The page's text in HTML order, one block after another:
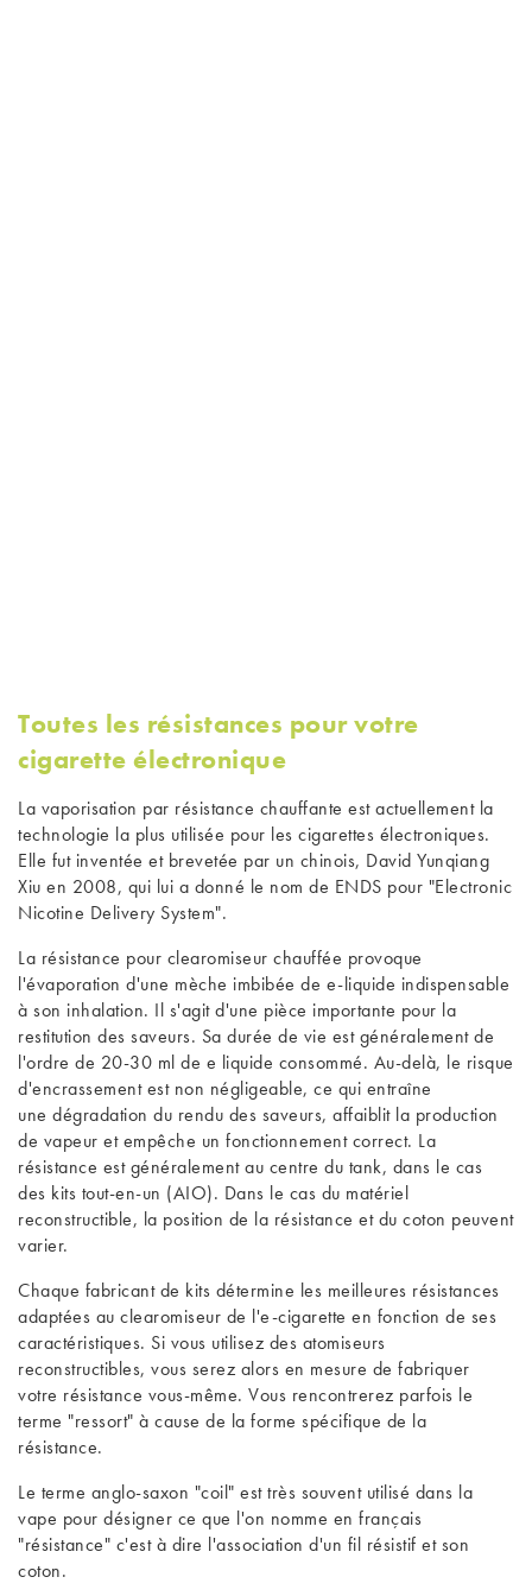
Toutes les résistances pour votre
cigarette électronique
La vaporisation par résistance chauffante est actuellement la
technologie la plus utilisée pour les cigarettes électroniques.
Elle fut inventée et brevetée par un chinois, David Yunqiang
Xiu en 2008, qui lui a donné le nom de ENDS pour "Electronic
Nicotine Delivery System".
La résistance pour clearomiseur chauffée provoque
l'évaporation d'une mèche imbibée de e-liquide indispensable
à son inhalation. Il s'agit d'une pièce importante pour la
restitution des saveurs. Sa durée de vie est généralement de
l'ordre de 20-30 ml de e liquide consommé. Au-delà, le risque
d'encrassement est non négligeable, ce qui entraîne
une dégradation du rendu des saveurs, affaiblit la production
de vapeur et empêche un fonctionnement correct. La
résistance est généralement au centre du tank, dans le cas
des kits tout-en-un (AIO). Dans le cas du matériel
reconstructible, la position de la résistance et du coton peuvent
varier.
Chaque fabricant de kits détermine les meilleures résistances
adaptées au clearomiseur de l'e-cigarette en fonction de ses
caractéristiques. Si vous utilisez des atomiseurs
reconstructibles, vous serez alors en mesure de fabriquer
votre résistance vous-même. Vous rencontrerez parfois le
terme "ressort" à cause de la forme spécifique de la
résistance.
Le terme anglo-saxon "coil" est très souvent utilisé dans la
vape pour désigner ce que l'on nomme en français
"résistance" c'est à dire l'association d'un fil résistif et son
coton.